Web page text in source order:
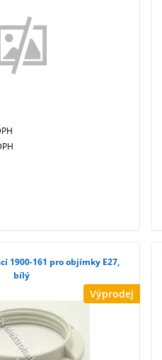
Výprodej
1900-161 pro objímky E27,
bílý